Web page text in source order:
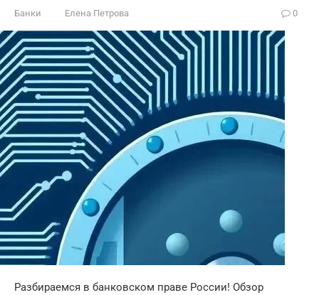
Банки Елена Петрова 0
Разбираемся в банковском праве России! Обзор